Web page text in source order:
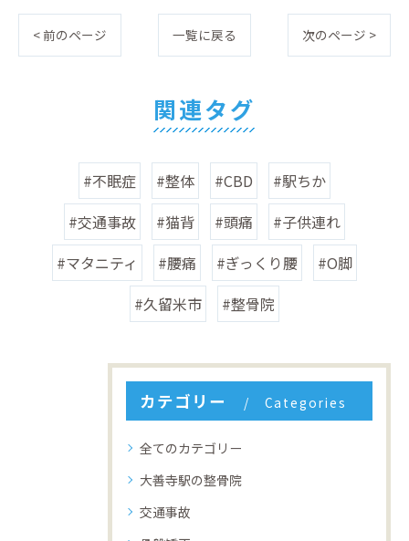
< 前のページ 一覧に戻る 次のページ >
関連タグ
#不眠症 #整体 #CBD
#駅ちか
#交通事故
#猫背 #頭痛
#子供連れ
#マタニティ
#腰痛 #ぎっくり腰
#O脚
#久留米市
#整骨院
カテゴリー Categories
全てのカテゴリー
大善寺駅の整骨院
交通事故